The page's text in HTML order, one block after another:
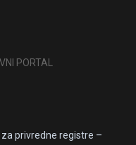
PORTAL
privredne registre –